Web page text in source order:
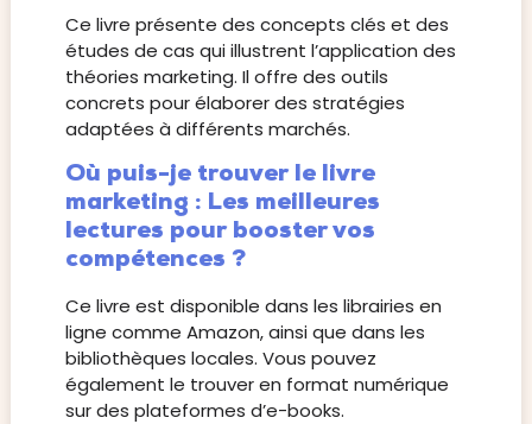
Ce livre présente des concepts clés et des
études de cas qui illustrent l’application des
théories marketing. Il offre des outils
concrets pour élaborer des stratégies
adaptées à différents marchés.
Où puis-je trouver le livre
marketing : Les meilleures
lectures pour booster vos
compétences ?
Ce livre est disponible dans les librairies en
ligne comme Amazon, ainsi que dans les
bibliothèques locales. Vous pouvez
également le trouver en format numérique
sur des plateformes d’e-books.